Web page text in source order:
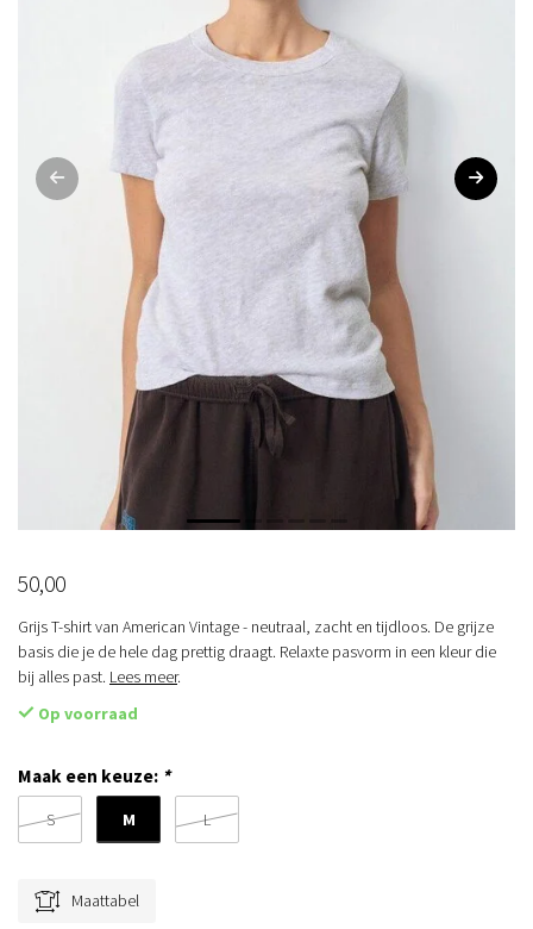
50,00
Grijs T-shirt van American Vintage - neutraal, zacht en tijdloos. De grijze
basis die je de hele dag prettig draagt. Relaxte pasvorm in een kleur die
bij alles past. Lees meer.
Op voorraad
Maak een keuze: *
S M L
Maattabel